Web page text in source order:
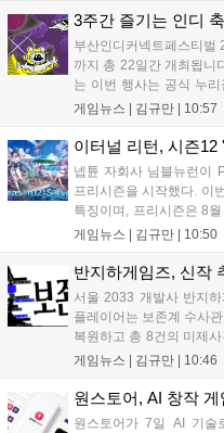
들어왔다. 서비스 중인...
3주간 즐기는 인디
부산인디커넥트페스티벌
까지 총 22일간 개최됩니
는 이번 행사는 공식 누
작을 제한 없이 체험할 수
세계 누구나 참여 가능한
게임뉴스 | 김규만 | 10:57
이터널 리턴, 시즌
넵튠 자회사 님블뉴런이
프리시즌을 시작했다. 이
특징이며, 프리시즌은 8
다. 실험체 관찰일지 추가
대를 모으고 있다....
게임뉴스 | 김규만 | 10:50
반지하게임즈, 신작
서울 2033 개발사 반지
플레이어는 보존계 수사
복원하고 총 8건의 미제
이번 게임은 정보 조합과
개발에 박차를 가하고 있다
게임뉴스 | 김규만 | 10:46
원스토어, AI 창작
원스토어가 7일 AI 기술